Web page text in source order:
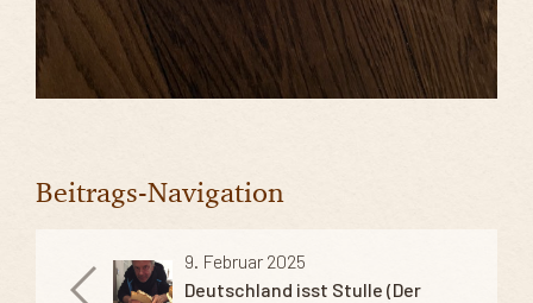
Beitrags-Navigation
9. Februar 2025
Deutschland isst Stulle (Der